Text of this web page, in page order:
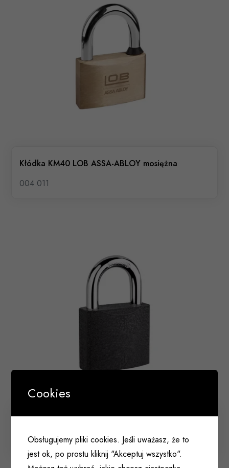
Kłódka KM40 LOB ASSA-ABLOY mosiężna
004 011
004 195
Cookies
Obsługujemy pliki cookies. Jeśli uważasz, że to
jest ok, po prostu kliknij "Akceptuj wszystko".